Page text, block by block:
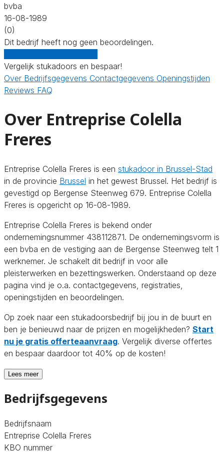
bvba
16-08-1989
(0)
Dit bedrijf heeft nog geen beoordelingen.
Vergelijk stukadoors en bespaar!
Over Bedrijfsgegevens Contactgegevens Openingstijden
Reviews FAQ
Over Entreprise Colella
Freres
Entreprise Colella Freres is een stukadoor in Brussel-Stad
in de provincie Brussel in het gewest Brussel. Het bedrijf is
gevestigd op Bergense Steenweg 679. Entreprise Colella
Freres is opgericht op 16-08-1989.
Entreprise Colella Freres is bekend onder
ondernemingsnummer 438112871. De ondernemingsvorm is
een bvba en de vestiging aan de Bergense Steenweg telt 1
werknemer. Je schakelt dit bedrijf in voor alle
pleisterwerken en bezettingswerken. Onderstaand op deze
pagina vind je o.a. contactgegevens, registraties,
openingstijden en beoordelingen.
Op zoek naar een stukadoorsbedrijf bij jou in de buurt en
ben je benieuwd naar de prijzen en mogelijkheden? Start
nu je gratis offerteaanvraag. Vergelijk diverse offertes
en bespaar daardoor tot 40% op de kosten!
Lees meer
Bedrijfsgegevens
Bedrijfsnaam
Entreprise Colella Freres
KBO nummer